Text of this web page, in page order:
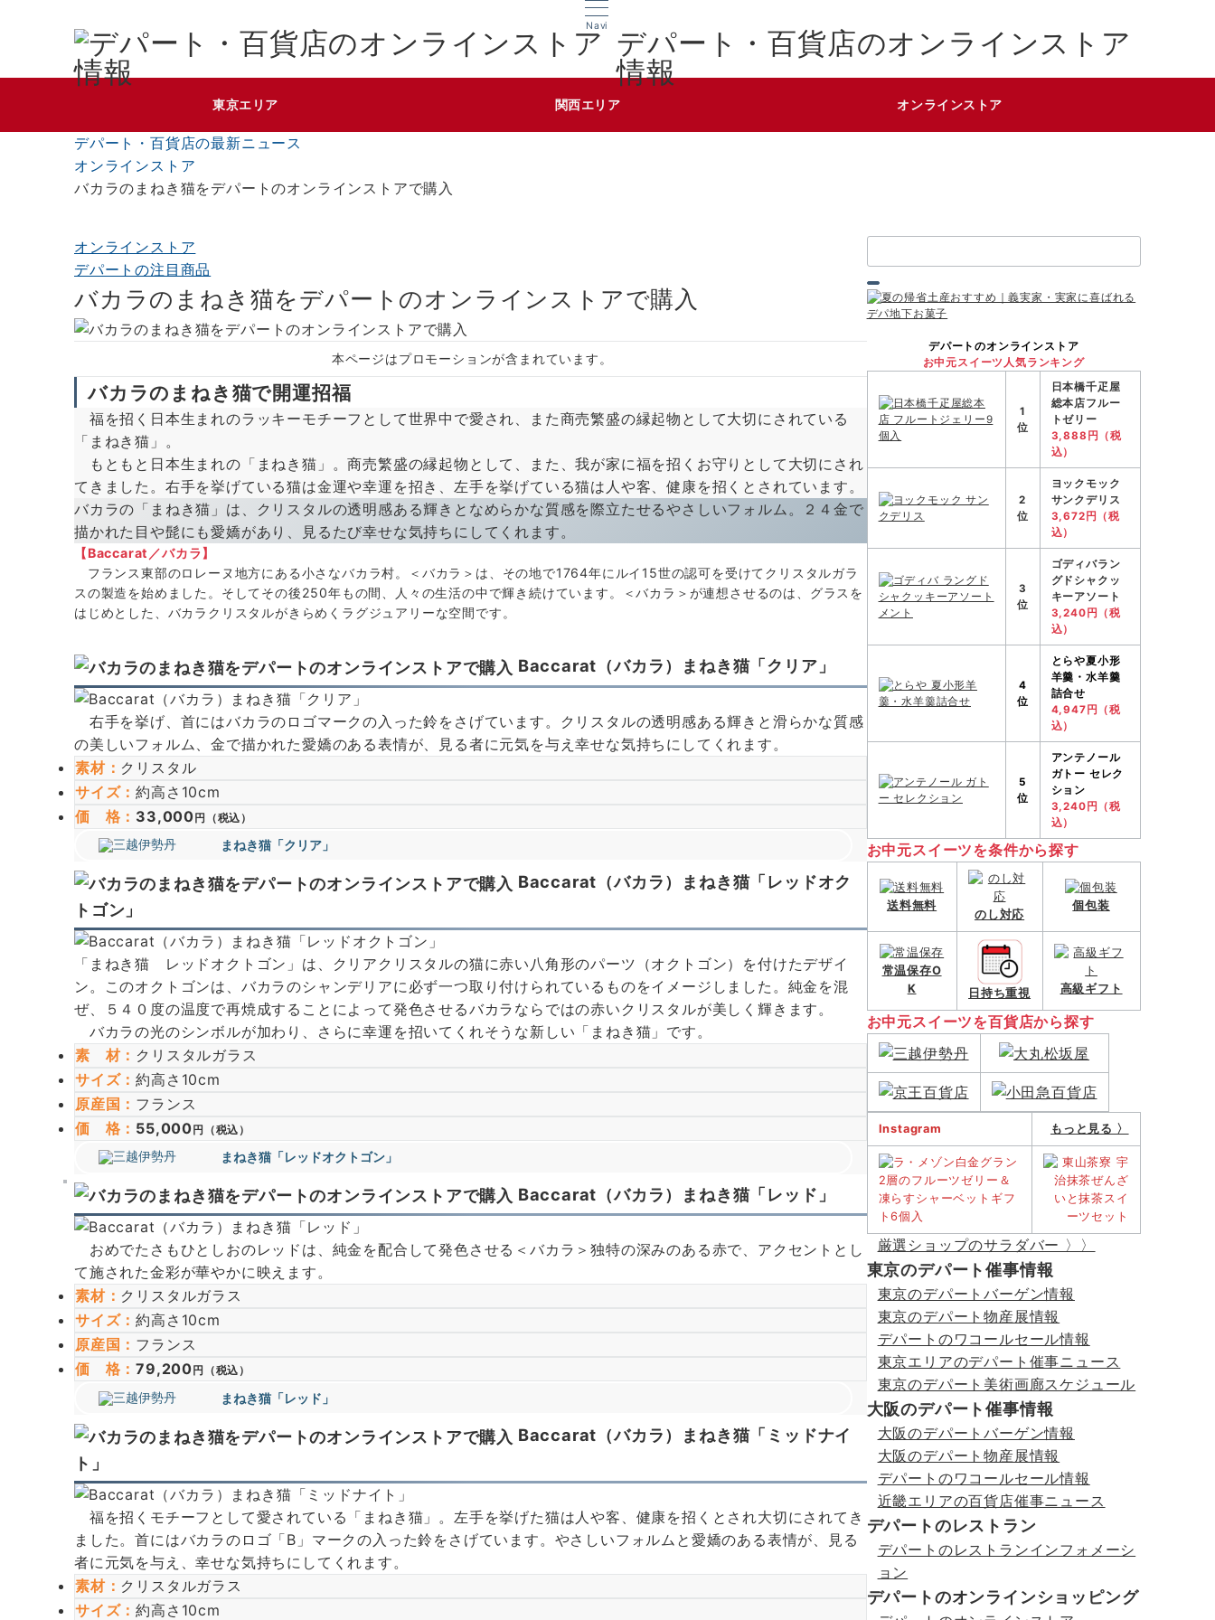
Navi
デパート・百貨店のオンラインストア
情報
東京エリア 関西エリア オンラインストア
デパート・百貨店の最新ニュース
オンラインストア
バカラのまねき猫をデパートのオンラインストアで購入
オンラインストア
デパートの注目商品
バカラのまねき猫をデパートのオンラインストアで購入
本ページはプロモーションが含まれています。
バカラのまねき猫で開運招福
福を招く日本生まれのラッキーモチーフとして世界中で愛され、また商売繁盛の縁起物として大切にされている
「まねき猫」。
もともと日本生まれの「まねき猫」。商売繁盛の縁起物として、また、我が家に福を招くお守りとして大切にされ
てきました。右手を挙げている猫は金運や幸運を招き、左手を挙げている猫は人や客、健康を招くとされています。
バカラの「まねき猫」は、クリスタルの透明感ある輝きとなめらかな質感を際立たせるやさしいフォルム。２４金で
描かれた目や髭にも愛嬌があり、見るたび幸せな気持ちにしてくれます。
【Baccarat／バカラ】
フランス東部のロレーヌ地方にある小さなバカラ村。＜バカラ＞は、その地で1764年にルイ15世の認可を受けてクリスタルガラ
スの製造を始めました。そしてその後250年もの間、人々の生活の中で輝き続けています。＜バカラ＞が連想させるのは、グラスを
はじめとした、バカラクリスタルがきらめくラグジュアリーな空間です。
Baccarat（バカラ）まねき猫「クリア」
右手を挙げ、首にはバカラのロゴマークの入った鈴をさげています。クリスタルの透明感ある輝きと滑らかな質感
の美しいフォルム、金で描かれた愛嬌のある表情が、見る者に元気を与え幸せな気持ちにしてくれます。
素材： クリスタル
サイズ：約高さ10cm
価 格 ： 33,000円（税込）
まねき猫「クリア」
Baccarat（バカラ）まねき猫「レッドオク
トゴン」
「まねき猫 レッドオクトゴン」は、クリアクリスタルの猫に赤い八角形のパーツ（オクトゴン）を付けたデザイ
ン。このオクトゴンは、バカラのシャンデリアに必ず一つ取り付けられているものをイメージしました。純金を混
ぜ、５４０度の温度で再焼成することによって発色させるバカラならではの赤いクリスタルが美しく輝きます。
バカラの光のシンボルが加わり、さらに幸運を招いてくれそうな新しい「まねき猫」です。
素 材： クリスタルガラス
サイズ：約高さ10cm
原産国 ： フランス
価 格 ： 55,000円（税込）
まねき猫「レッドオクトゴン」
Baccarat（バカラ）まねき猫「レッド」
おめでたさもひとしおのレッドは、純金を配合して発色させる＜バカラ＞独特の深みのある赤で、アクセントとし
て施された金彩が華やかに映えます。
素材： クリスタルガラス
サイズ：約高さ10cm
原産国 ： フランス
価 格 ：79,200円（税込）
まねき猫「レッド」
Baccarat（バカラ）まねき猫「ミッドナイ
ト」
福を招くモチーフとして愛されている「まねき猫」。左手を挙げた猫は人や客、健康を招くとされ大切にされてき
ました。首にはバカラのロゴ「B」マークの入った鈴をさげています。やさしいフォルムと愛嬌のある表情が、見る
者に元気を与え、幸せな気持ちにしてくれます。
素材： クリスタルガラス
サイズ：約高さ10cm
索：
デパートのオンラインストア
お中元スイーツ人気ランキング
1
位
日本橋千疋屋
総本店フルー
トゼリー
3,888円（税
込）
2
位
ヨックモック
サンクデリス
3,672円（税
込）
3
位
ゴディバラン
グドシャクッ
キーアソート
3,240円（税
込）
4
位
とらや夏小形
羊羹・水羊羹
詰合せ
4,947円（税
込）
5
位
アンテノール
ガトー セレク
ション
3,240円（税
込）
お中元スイーツを条件から探す
送料無料
のし対応
個包装
常温保存O
K
日持ち重視 高級ギフト
お中元スイーツを百貨店から探す
Instagram もっと見る 〉
厳選ショップのサラダバー 〉〉
東京のデパート催事情報
東京のデパートバーゲン情報
東京のデパート物産展情報
デパートのワコールセール情報
東京エリアのデパート催事ニュース
東京のデパート美術画廊スケジュール
大阪のデパート催事情報
大阪のデパートバーゲン情報
大阪のデパート物産展情報
デパートのワコールセール情報
近畿エリアの百貨店催事ニュース
デパートのレストラン
デパートのレストランインフォメーシ
ョン
デパートのオンラインショッピング